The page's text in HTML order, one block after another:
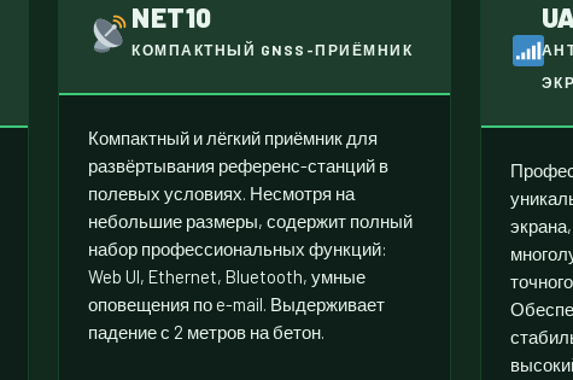
NET10
КОМПАКТНЫЙ GNSS-ПРИЁМНИК
Компактный и лёгкий приёмник для
развёртывания референс-станций в
полевых условиях. Несмотря на
небольшие размеры, содержит полный
набор профессиональных функций:
Web UI, Ethernet, Bluetooth, умные
оповещения по e-mail. Выдерживает
падение с 2 метров на бетон.